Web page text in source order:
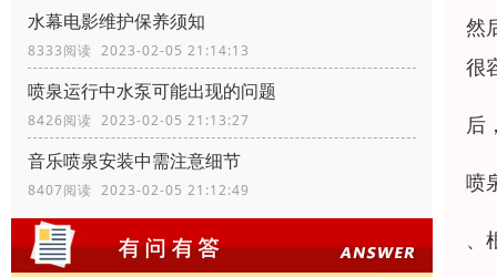
水幕电影维护保养须知
8333阅读 2023-02-05 21:14:13
喷泉运行中水泵可能出现的问题
8426阅读 2023-02-05 21:13:27
音乐喷泉安装中需注意细节
8407阅读 2023-02-05 21:12:49
然
很
后
喷
、